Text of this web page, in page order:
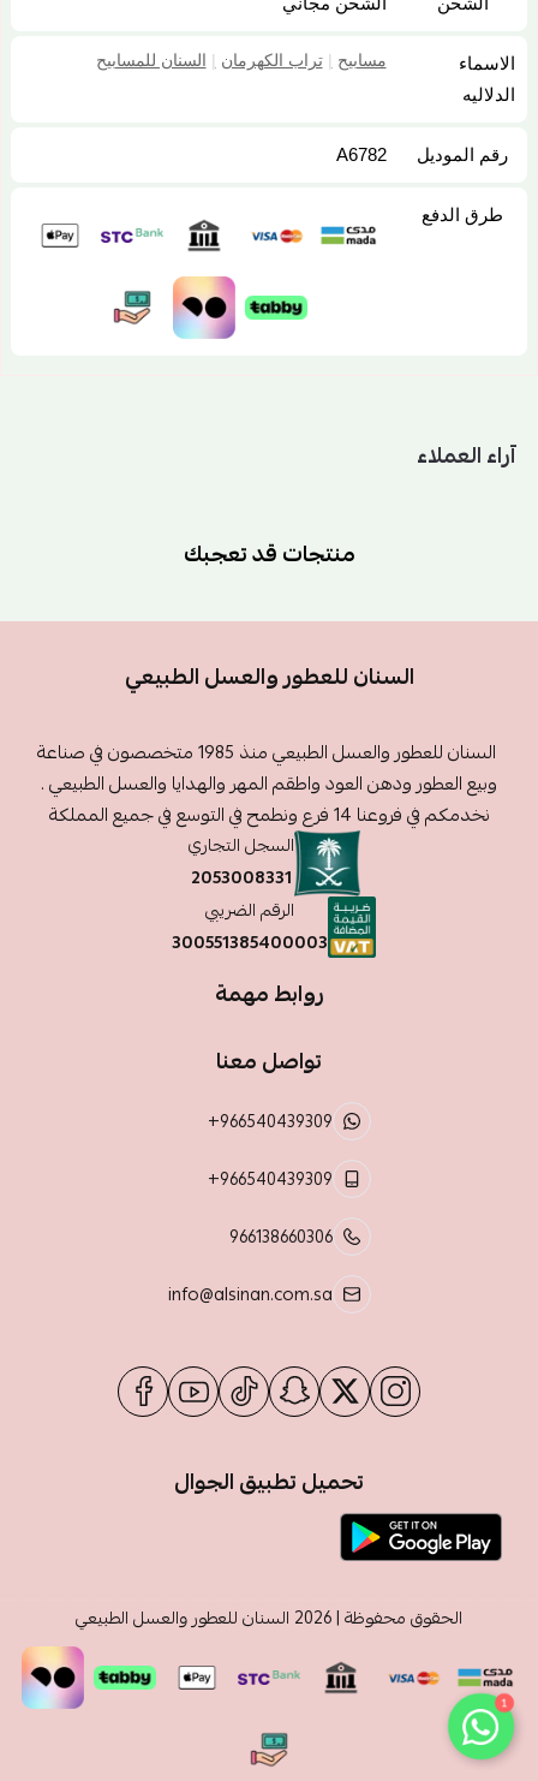
الاسماء
الدلاليه
مسابيح | تراب الكهرمان | السنان للمسابيح
رقم الموديل A6782
طرق الدفع
آراء العملاء
منتجات قد تعجبك
السنان للعطور والعسل الطبيعي
السنان للعطور والعسل الطبيعي منذ 1985 متخصصون في صناعة
وبيع العطور ودهن العود واطقم المهر والهدايا والعسل الطبيعي .
نخدمكم في فروعنا 14 فرع ونطمح في التوسع في جميع المملكة
السجل التجاري
2053008331
الرقم الضريبي
300551385400003
روابط مهمة
تواصل معنا
+966540439309
+966540439309
966138660306
info@alsinan.com.sa
تحميل تطبيق الجوال
الحقوق محفوظة | 2026 السنان للعطور والعسل الطبيعي
1